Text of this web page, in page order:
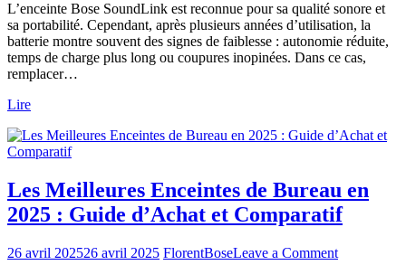
Bose
:
L’enceinte Bose SoundLink est reconnue pour sa qualité sonore et
sa portabilité. Cependant, après plusieurs années d’utilisation, la
batterie montre souvent des signes de faiblesse : autonomie réduite,
temps de charge plus long ou coupures inopinées. Dans ce cas,
remplacer…
Lire
Les Meilleures Enceintes de Bureau en
2025 : Guide d’Achat et Comparatif
26 avril 202526 avril 2025 FlorentBoseLeave a Commenton